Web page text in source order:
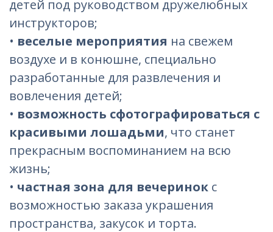
детей под руководством дружелюбных
инструкторов;
• веселые мероприятия на свежем
воздухе и в конюшне, специально
разработанные для развлечения и
вовлечения детей;
• возможность сфотографироваться с
красивыми лошадьми, что станет
прекрасным воспоминанием на всю
жизнь;
• частная зона для вечеринок с
возможностью заказа украшения
пространства, закусок и торта.